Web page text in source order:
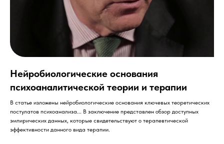
Нейробиологические основания
психоаналитической теории и терапии
В статье изложены нейробиологические основания ключевых теоретических
постулатов психоанализа... В заключение представлен обзор доступных
эмпирических данных, которые свидетельствуют о терапевтической
эффективности данного вида терапии.